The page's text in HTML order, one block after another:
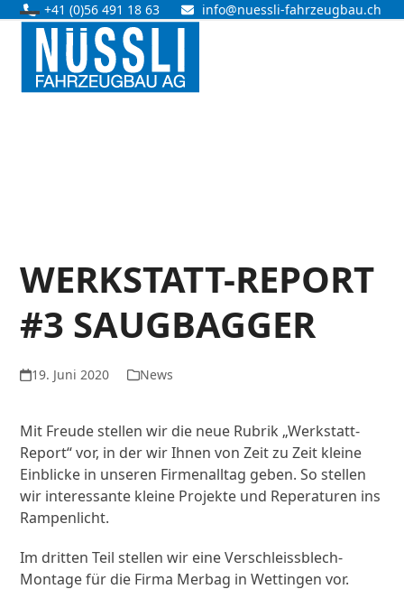
Skip
content
+41 (0)56 491 18 63 info@nuessli-fahrzeugbau.ch
Open
mobile
menu
Close
mobile
menu
WERKSTATT-REPORT
#3 SAUGBAGGER
19. Juni 2020 News
Mit Freude stellen wir die neue Rubrik „Werkstatt-
Report“ vor, in der wir Ihnen von Zeit zu Zeit kleine
Einblicke in unseren Firmenalltag geben. So stellen
wir interessante kleine Projekte und Reperaturen ins
Rampenlicht.
Im dritten Teil stellen wir eine Verschleissblech-
Montage für die Firma Merbag in Wettingen vor.